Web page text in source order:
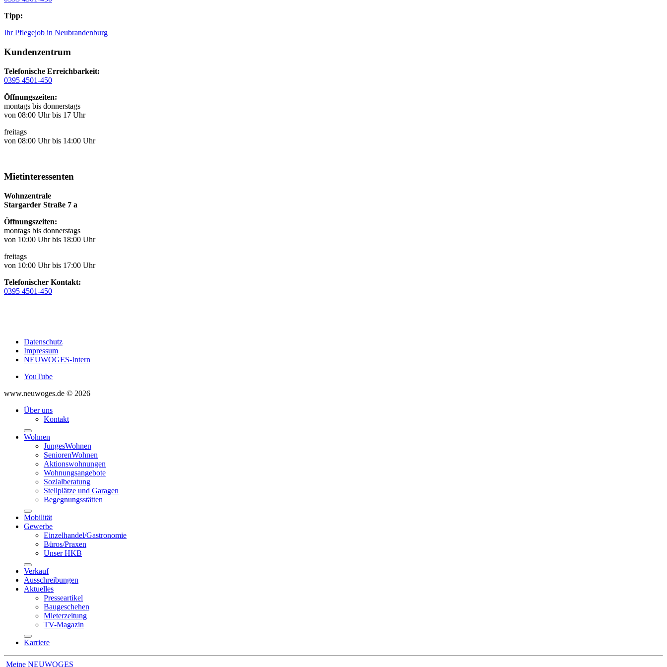
Tipp:
Ihr Pflegejob in Neubrandenburg
Kundenzentrum
Telefonische Erreichbarkeit:
0395 4501-450
Öffnungszeiten:
montags bis donnerstags
von 08:00 Uhr bis 17 Uhr
freitags
von 08:00 Uhr bis 14:00 Uhr
Mietinteressenten
Wohnzentrale
Stargarder Straße 7 a
Öffnungszeiten:
montags bis donnerstags
von 10:00 Uhr bis 18:00 Uhr
freitags
von 10:00 Uhr bis 17:00 Uhr
Telefonischer Kontakt:
0395 4501-450
Datenschutz
Impressum
NEUWOGES-Intern
YouTube
www.neuwoges.de © 2026
Über uns
Kontakt
Wohnen
JungesWohnen
SeniorenWohnen
Aktionswohnungen
Wohnungsangebote
Sozialberatung
Stellplätze und Garagen
Begegnungsstätten
Mobilität
Gewerbe
Einzelhandel/Gastronomie
Büros/Praxen
Unser HKB
Verkauf
Ausschreibungen
Aktuelles
Presseartikel
Baugeschehen
Mieterzeitung
TV-Magazin
Karriere
Meine NEUWOGES